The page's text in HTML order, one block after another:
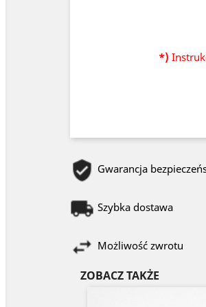
*)
Gwarancja
Szybka dostawa
Możliwość zwrotu
ZOBACZ TAKŻE